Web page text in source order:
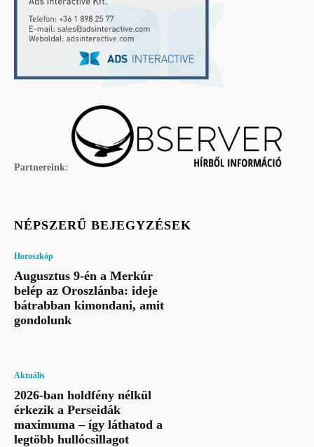
Partnereink:
NÉPSZERŰ BEJEGYZÉSEK
Horoszkóp
Augusztus 9-én a Merkúr
belép az Oroszlánba: ideje
bátrabban kimondani, amit
gondolunk
Aktuális
2026-ban holdfény nélkül
érkezik a Perseidák
maximuma – így láthatod a
legtöbb hullócsillagot